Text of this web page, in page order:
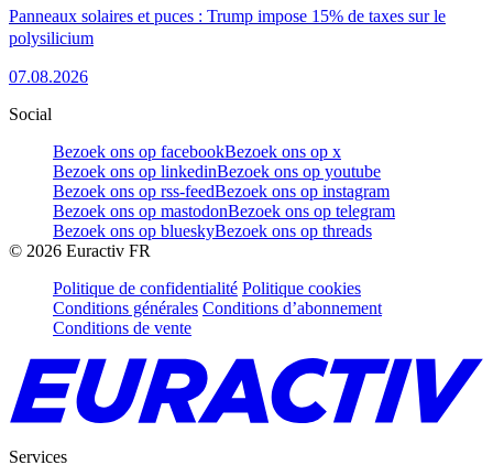
Panneaux solaires et puces : Trump impose 15% de taxes sur le
polysilicium
07.08.2026
Social
Bezoek ons op facebookBezoek ons op x
Bezoek ons op linkedinBezoek ons op youtube
Bezoek ons op rss-feedBezoek ons op instagram
Bezoek ons op mastodonBezoek ons op telegram
Bezoek ons op blueskyBezoek ons op threads
© 2026 Euractiv FR
Politique de confidentialité Politique cookies
Conditions générales Conditions d’abonnement
Conditions de vente
Services